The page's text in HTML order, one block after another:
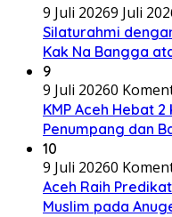
9 Juli 20269 Juli
Silaturahmi
Kak Na Bangga
9
9 Juli 20260
KMP Aceh Hebat
Penumpang dan
10
9 Juli 20260
Aceh Raih
Muslim pada